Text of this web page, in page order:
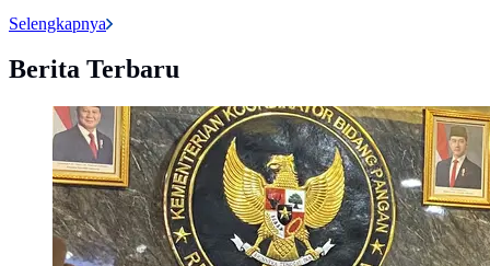
Selengkapnya
Berita Terbaru